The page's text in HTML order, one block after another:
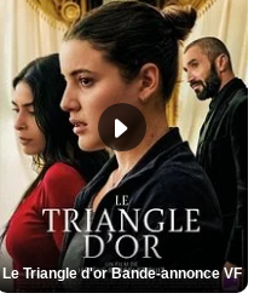
Le Triangle d'or Bande-annonce VF